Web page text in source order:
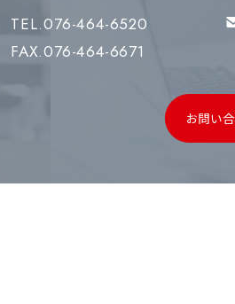
TEL.076-464-6520
FAX.076-464-6671
お問い